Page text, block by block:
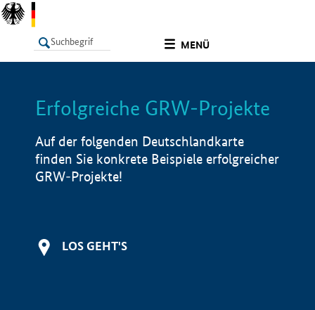
MENÜ
LISTE Info
Erfolgreiche GRW-Projekte
Auf der folgenden Deutschlandkarte
finden Sie konkrete Beispiele erfolgreicher
GRW-Projekte!
LOS GEHT'S